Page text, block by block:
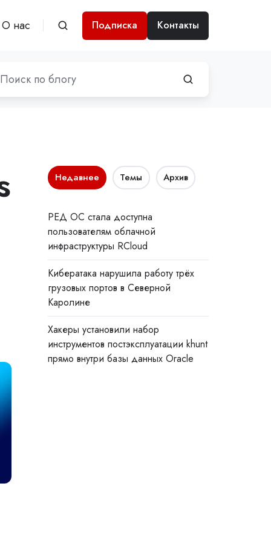
О нас Подписка Контакты
Недавнее Темы Архив
РЕД ОС стала доступна
пользователям облачной
инфраструктуры RCloud
Кибератака нарушила работу трёх
грузовых портов в Северной
Каролине
Хакеры установили набор
инструментов постэксплуатации khunt
прямо внутри базы данных Oracle